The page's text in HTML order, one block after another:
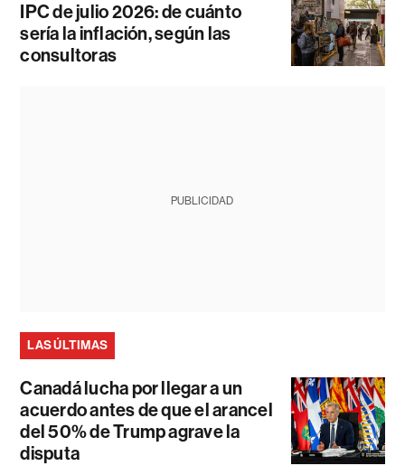
IPC de julio 2026: de cuánto
sería la inflación, según las
consultoras
PUBLICIDAD
LAS ÚLTIMAS
Canadá lucha por llegar a un
acuerdo antes de que el arancel
del 50% de Trump agrave la
disputa